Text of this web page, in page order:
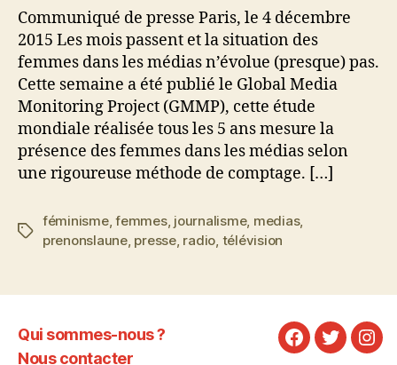
de
femmes
dans
les
médias
–
Prenons
la
Une
réagit
Communiqué de presse Paris, le 4 décembre
2015 Les mois passent et la situation des
femmes dans les médias n’évolue (presque) pas.
Cette semaine a été publié le Global Media
Monitoring Project (GMMP), cette étude
mondiale réalisée tous les 5 ans mesure la
présence des femmes dans les médias selon
une rigoureuse méthode de comptage. […]
Étiquettes
féminisme,femmes, journalisme, medias,
prenonslaune, presse, radio télévision
Qui sommes-nous ?
Nous contacter
Facebook
Twitter